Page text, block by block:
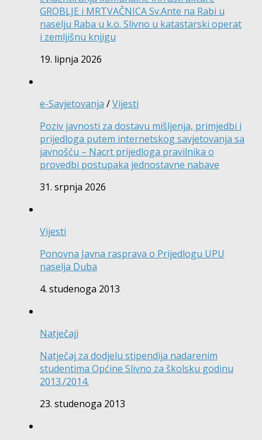
GROBLJE i MRTVAČNICA Sv.Ante na Rabi u
naselju Raba u k.o. Slivno u katastarski operat
i zemljišnu knjigu
19. lipnja 2026
e-Savjetovanja /Vijesti
Poziv javnosti za dostavu mišljenja, primjedbi i
prijedloga putem internetskog savjetovanja sa
javnošću – Nacrt prijedloga pravilnika o
provedbi postupaka jednostavne nabave
31. srpnja 2026
Vijesti
Ponovna Javna rasprava o Prijedlogu UPU
naselja Duba
4. studenoga 2013
Natječaji
Natječaj za dodjelu stipendija nadarenim
studentima Općine Slivno za školsku godinu
2013./2014.
23. studenoga 2013